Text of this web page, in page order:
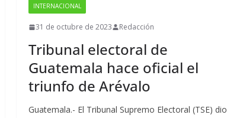
INTERNACIONAL
31 de octubre de 2023 Redacción
Tribunal electoral de
Guatemala hace oficial el
triunfo de Arévalo
Guatemala.- El Tribunal Supremo Electoral (TSE) dio